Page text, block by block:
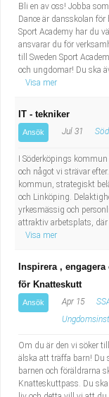
Bli en av oss! Jobba
Dance är dansskolan
Sport Academy har du
ansvarar du för
till Sweden Sport
och ungdomar! Du ska
Visa mer
IT - tekniker
Ansök Jul 31
I Söderköpings
och något vi strävar
kommun, strategiskt
och Linköping.
yrkesmässig och
attraktiv arbetsplats,
Visa mer
Inspirera ,
för Knatteskutt
Ansök Apr 15
Om du är den vi söker
älska att träffa barn! Du
barnen och föräldrarna
Knatteskuttpass. Du